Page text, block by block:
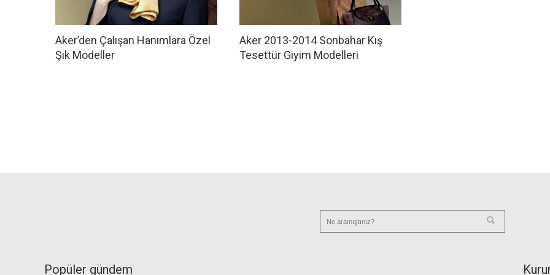
Aker’den Çalışan Hanımlara Özel
Şık Modeller
Aker 2013-2014 Sonbahar Kış
Tesettür Giyim Modelleri
Popüler gündem